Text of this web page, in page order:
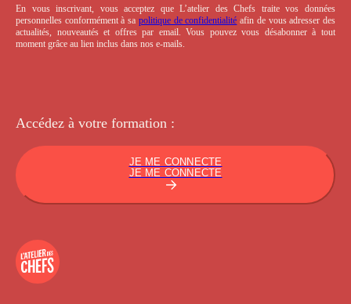
En vous inscrivant, vous acceptez que L’atelier des Chefs traite vos données
personnelles conformément à sa politique de confidentialité afin de vous adresser des
actualités, nouveautés et offres par email. Vous pouvez vous désabonner à tout
moment grâce au lien inclus dans nos e-mails.
Accédez à votre formation :
JE ME CONNECTE
JE ME CONNECTE